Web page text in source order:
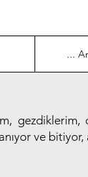
...
ve